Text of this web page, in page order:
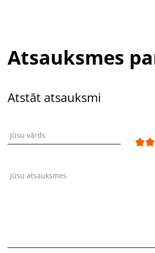
Atsauksmes
Atstāt atsauksmi
Jūsu vārds
Jūsu atsauksmes